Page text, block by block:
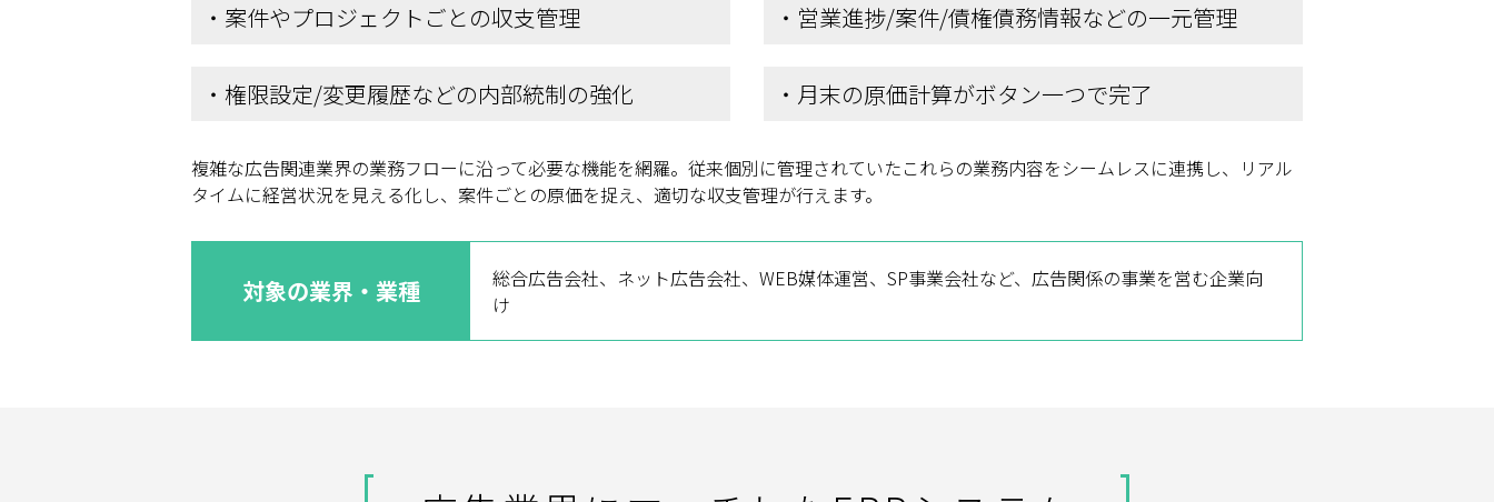
・案件やプロジェクトごとの収支管理 ・営業進捗/案件/債権債務情報などの一元管理
・権限設定/変更履歴などの内部統制の強化 ・月末の原価計算がボタン一つで完了
複雑な広告関連業界の業務フローに沿って必要な機能を網羅。従来個別に管理されていたこれらの業務内容をシームレスに連携し、リアル
タイムに経営状況を見える化し、案件ごとの原価を捉え、適切な収支管理が行えます。
対象の業界・業種
総合広告会社、ネット広告会社、WEB媒体運営、SP事業会社など、広告関係の事業を営む企業向
け